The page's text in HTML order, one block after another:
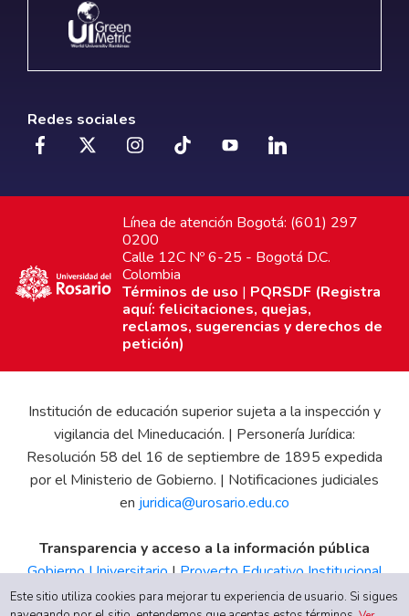
Redes sociales
Línea de atención Bogotá: (601) 297
0200
Calle 12C Nº 6-25 - Bogotá D.C.
Colombia
Términos de uso | PQRSDF (Registra
aquí: felicitaciones, quejas,
reclamos, sugerencias y derechos de
petición)
Institución de educación superior sujeta a la inspección y
vigilancia del Mineducación. | Personería Jurídica:
Resolución 58 del 16 de septiembre de 1895 expedida
por el Ministerio de Gobierno. | Notificaciones judiciales
en juridica@urosario.edu.co
Transparencia y acceso a la información pública
Gobierno Universitario|Proyecto Educativo Institucional
|Informe de Gestión|Boletín Estadístico|Régimen
Este sitio utiliza cookies para mejorar tu experiencia de usuario. Si sigues